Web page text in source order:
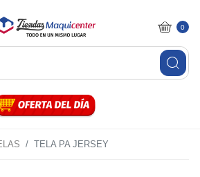
0
TELA PA JERSEY